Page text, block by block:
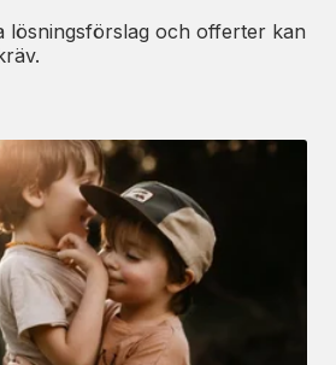
lösningsförslag och offerter kan